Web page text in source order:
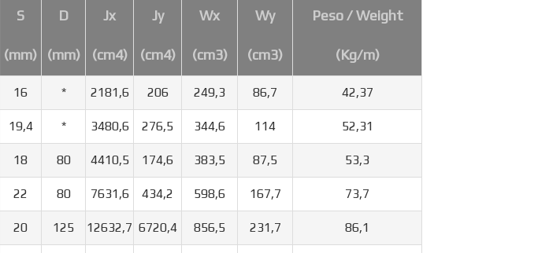
S
(mm)
D
(mm)
Jx
(cm4)
Jy
(cm4)
Wx
(cm3)
Wy
(cm3)
Peso / Weight
(Kg/m)
16 * 2181,6 206 249,3 86,7 42,37
19,4 * 3480,6 276,5 344,6 114 52,31
18 80 4410,5 174,6 383,5 87,5 53,3
22 80 7631,6 434,2 598,6 167,7 73,7
20 125 12632,7 6720,4 856,5 231,7 86,1